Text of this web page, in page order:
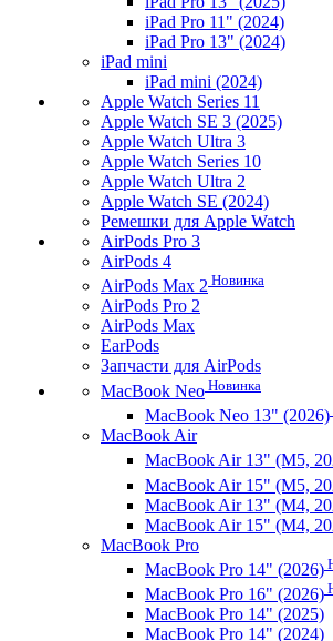
iPad Pro 11" (2024)
iPad Pro 13" (2024)
iPad mini
iPad mini (2024)
Apple Watch Series 11
Apple Watch SE 3 (2025)
Apple Watch Ultra 3
Apple Watch Series 10
Apple Watch Ultra 2
Apple Watch SE (2024)
Ремешки для Apple Watch
AirPods Pro 3
AirPods 4
AirPods Max 2 Новинка
AirPods Pro 2
AirPods Max
EarPods
Запчасти для AirPods
MacBook Neo Новинка
MacBook Neo 13" (2026)
MacBook Air
MacBook Air 13" (M5,
MacBook Air 15" (M5,
MacBook Air 13" (M4,
MacBook Air 15" (M4,
MacBook Pro
MacBook Pro 14" (2026)
MacBook Pro 16" (2026)
MacBook Pro 14" (2025)
MacBook Pro 14" (2024)